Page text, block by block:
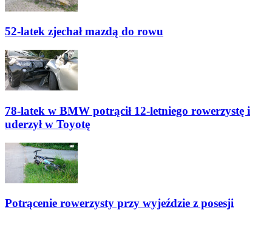
52-latek zjechał mazdą do rowu
78-latek w BMW potrącił 12-letniego rowerzystę i
uderzył w Toyotę
Potrącenie rowerzysty przy wyjeździe z posesji